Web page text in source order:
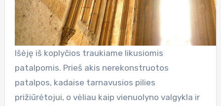
Išėję iš koplyčios traukiame likusiomis
patalpomis. Prieš akis nerekonstruotos
patalpos, kadaise tarnavusios pilies
prižiūrėtojui, o vėliau kaip vienuolyno valgykla ir